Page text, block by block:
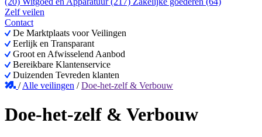
Zelf veilen
Contact
De Marktplaats voor Veilingen
Eerlijk en Transparant
Groot en Afwisselend Aanbod
Bereikbare Klantenservice
Duizenden Tevreden klanten
/Alle veilingen /Doe-het-zelf & Verbouw
Doe-het-zelf & Verbouw